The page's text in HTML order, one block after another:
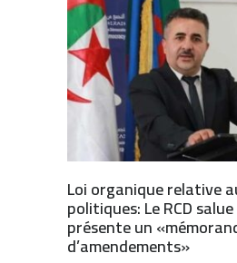
Loi organique relative
politiques: Le RCD
présente un
d’amendements»